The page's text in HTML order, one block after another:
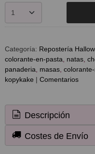
Categoría: Repostería
colorante-en-pasta
natas
panaderia
masas
kopykake | Comentarios
Descripción
Costes de Envío